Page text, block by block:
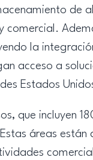
de
comercial.
la
acceso a
Estados
que incluyen
áreas están